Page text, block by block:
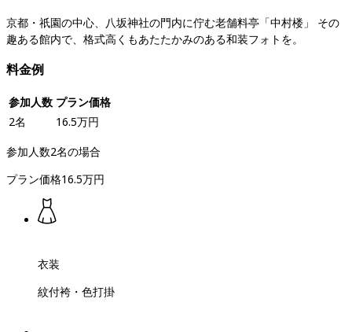
京都・祇園の中心、八坂神社の門内に佇む老舗料亭「中村楼」 その
趣ある館内で、格式高くもあたたかみのある和装フォトを。
料金例
参加人数 プラン価格
2名 16.5万円
参加人数2名の場合
プラン価格16.5万円
衣装
紋付袴・色打掛